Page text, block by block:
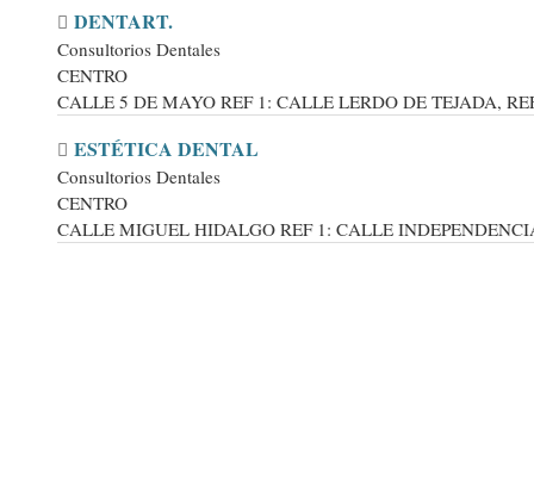
DENTART.
Consultorios Dentales
CENTRO
CALLE 5 DE MAYO REF 1: CALLE LERDO DE TEJADA,
ESTÉTICA DENTAL
Consultorios Dentales
CENTRO
CALLE MIGUEL HIDALGO REF 1: CALLE